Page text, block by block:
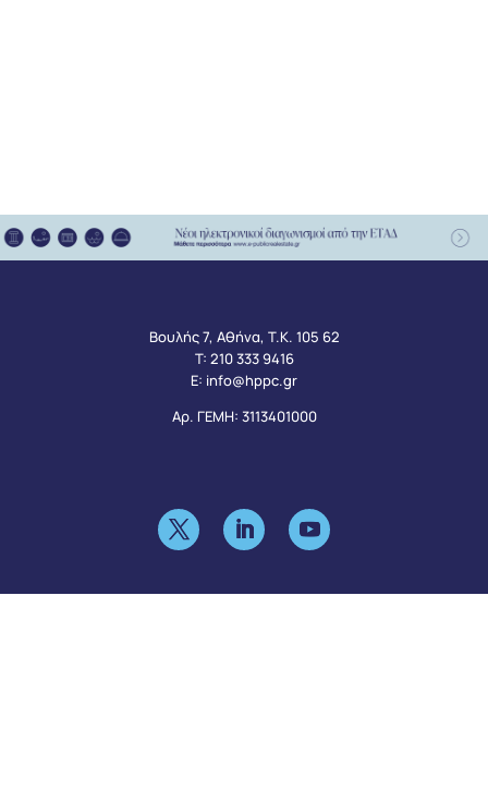
Βουλής 7, Αθήνα, Τ.Κ. 105 62
Τ: 210 333 9416
Ε: info@hppc.gr
Αρ. ΓΕΜΗ: 3113401000